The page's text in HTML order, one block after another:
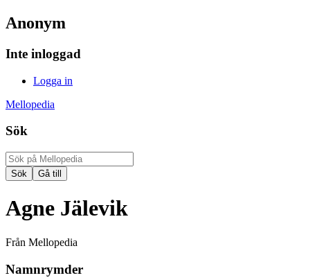
Anonym
Inte inloggad
Logga in
Mellopedia
Sök
Agne Jälevik
Från Mellopedia
Namnrymder